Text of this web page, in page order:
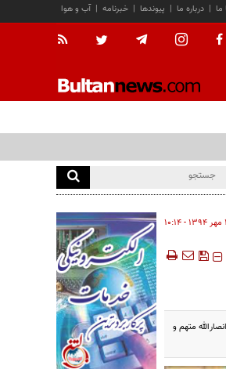
آب و هوا | خبرنامه | پیوندها | درباره ما | ما
متهم و